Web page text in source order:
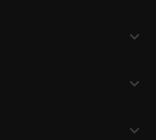
expand_more
expand_more
expand_more